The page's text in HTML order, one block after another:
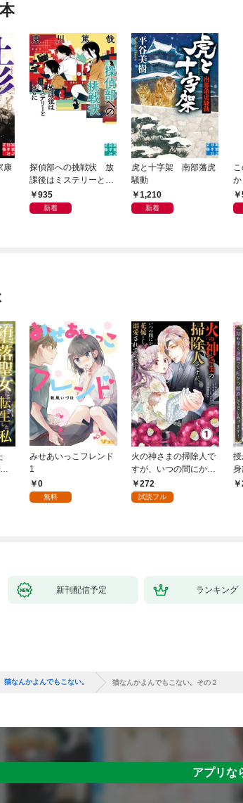
康
探偵部への挑戦状 放
課後はミステリーとと
もに 新装版
935
新着
虎と十字架 南部藩虎
騒動
1,210
新着
みせあいっこフレンド
1
0
無料
火の神さまの掃除人で
すが、いつの間にか花
嫁として溺愛されてい
ます【単話】（１）
272
試読フル
授
身
新刊配信予定 ランキング
猫なんかよんでもこない。 猫なんかよんでもこない。その２
アプリな